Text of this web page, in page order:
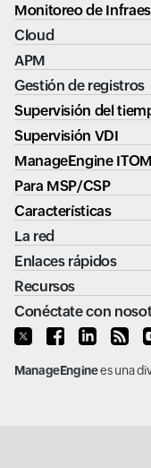
Monitoreo de
Cloud
APM
Gestión de registros
Supervisión del
Supervisión VDI
ManageEngine ITOM
Para MSP/CSP
Características
La red
Enlaces rápidos
Recursos
Conéctate con
ManageEnginees una